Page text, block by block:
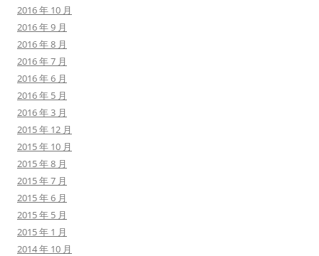
2016 年 10 月
2016 年 9 月
2016 年 8 月
2016 年 7 月
2016 年 6 月
2016 年 5 月
2016 年 3 月
2015 年 12 月
2015 年 10 月
2015 年 8 月
2015 年 7 月
2015 年 6 月
2015 年 5 月
2015 年 1 月
2014 年 10 月